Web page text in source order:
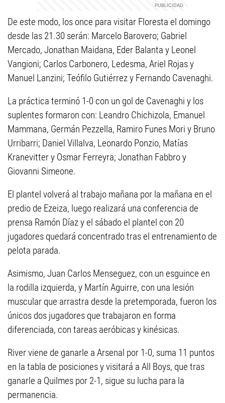
De este modo, los once para visitar Floresta el domingo
desde las 21.30 serán: Marcelo Barovero; Gabriel
Mercado, Jonathan Maidana, Eder Balanta y Leonel
Vangioni; Carlos Carbonero, Ledesma, Ariel Rojas y
Manuel Lanzini; Teófilo Gutiérrez y Fernando Cavenaghi.
La práctica terminó 1-0 con un gol de Cavenaghi y los
suplentes formaron con: Leandro Chichizola, Emanuel
Mammana, Germán Pezzella, Ramiro Funes Mori y Bruno
Urribarri; Daniel Villalva, Leonardo Ponzio, Matías
Kranevitter y Osmar Ferreyra; Jonathan Fabbro y
Giovanni Simeone.
El plantel volverá al trabajo mañana por la mañana en el
predio de Ezeiza, luego realizará una conferencia de
prensa Ramón Díaz y el sábado el plantel con 20
jugadores quedará concentrado tras el entrenamiento de
pelota parada.
Asimismo, Juan Carlos Menseguez, con un esguince en
la rodilla izquierda, y Martín Aguirre, con una lesión
muscular que arrastra desde la pretemporada, fueron los
únicos dos jugadores que trabajaron en forma
diferenciada, con tareas aeróbicas y kinésicas.
River viene de ganarle a Arsenal por 1-0, suma 11 puntos
en la tabla de posiciones y visitará a All Boys, que tras
ganarle a Quilmes por 2-1, sigue su lucha para la
permanencia.